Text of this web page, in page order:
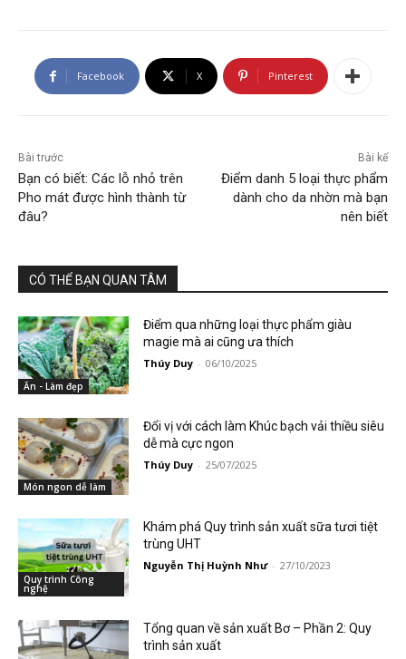
Facebook X Pinterest
Bài trước
Bạn có biết: Các lỗ nhỏ trên
Pho mát được hình thành từ
đâu?
Bài kế
Điểm danh 5 loại thực phẩm
dành cho da nhờn mà bạn
nên biết
CÓ THỂ BẠN QUAN TÂM
Ăn - Làm đẹp
Điểm qua những loại thực phẩm giàu
magie mà ai cũng ưa thích
Thúy Duy - 06/10/2025
Món ngon dễ làm
Đổi vị với cách làm Khúc bạch vải thiều siêu
dễ mà cực ngon
Thúy Duy - 25/07/2025
Quy trình Công
nghệ
Khám phá Quy trình sản xuất sữa tươi tiệt
trùng UHT
Nguyễn Thị Huỳnh Như - 27/10/2023
Tổng quan về sản xuất Bơ – Phần 2: Quy
trình sản xuất